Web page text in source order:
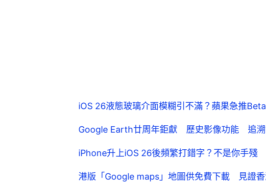
iOS 26液態玻璃介面模糊引不滿？蘋果急推
Google Earth廿周年鉅獻 歷史影像功能 追溯
iPhone升上iOS 26後頻繁打錯字？不是你手殘
港版「Google maps」地圖供免費下載 見證香